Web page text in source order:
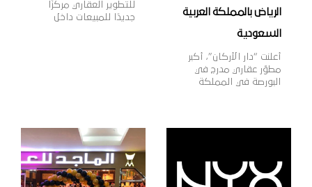
الرياض بالمملكة العربية
السعودية
أعلنت “دار الأركان”، أكبر
مطوّر عقاري مدرج في
البورصة في المملكة
المتكاملة ومنشآت
التجزئة والترفيه على
للتطوير العقاري مركزًا
جديدًا للمبيعات داخل
الاستراتيجية لنمو
أعمالها داخل وخارج
المملكة. وتهدف دار
الأركان، الشركة الرائدة
في مجال التطوير العقاري